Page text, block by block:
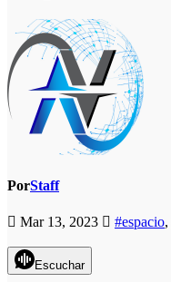
PorStaff
Mar 13, 2023 #espacio,
Escuchar